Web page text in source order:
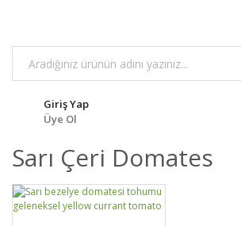
Giriş Yap
Üye Ol
Sarı Çeri Domates